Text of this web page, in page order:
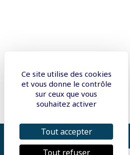
Ce site utilise des cookies
et vous donne le contrôle
sur ceux que vous
souhaitez activer
Tout accepter
Tout refuser